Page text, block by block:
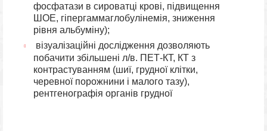
фосфатази в сироватці крові, підвищення
ШОЕ, гіпергаммаглобулінемія, зниження
рівня альбуміну);
візуалізаційні дослідження дозволяють
побачити збільшені л/в. ПЕТ-КТ, КТ з
контрастуванням (шиї, грудної клітки,
черевної порожнини і малого тазу),
рентгенографія органів грудної